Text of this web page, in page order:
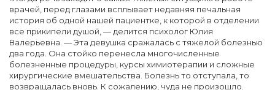
врачей, перед глазами всплывает недавняя печальная
история об одной нашей пациентке, к которой в отделении
все прикипели душой, — делится психолог Юлия
Валерьевна. — Эта девушка сражалась с тяжелой болезнью
два года. Она стойко перенесла многочисленные
болезненные процедуры, курсы химиотерапии и сложные
хирургические вмешательства. Болезнь то отступала, то
возвращалась вновь. К сожалению, чуда не произошло.